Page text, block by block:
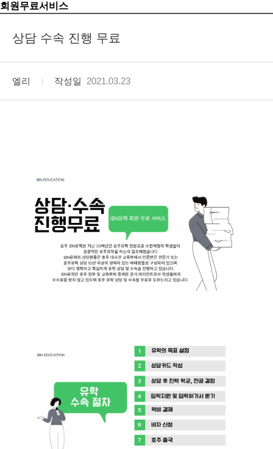
회원무료서비스
상담 수속 진행 무료
엘리 작성일 2021.03.23